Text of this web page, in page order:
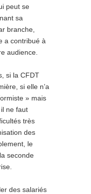
peut se
sa
branche,
a contribué à
audience.
si la CFDT
si elle n’a
» mais
ne faut
très
des
le
seconde
des salariés